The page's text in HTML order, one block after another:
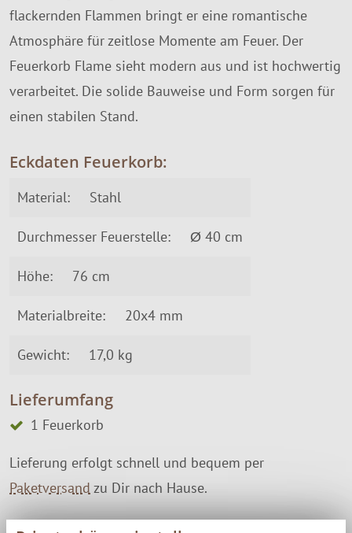
flackernden Flammen bringt er eine romantische
Atmosphäre für zeitlose Momente am Feuer. Der
Feuerkorb Flame sieht modern aus und ist hochwertig
verarbeitet. Die solide Bauweise und Form sorgen für
einen stabilen Stand.
Eckdaten Feuerkorb:
Material: Stahl
Durchmesser Feuerstelle: Ø 40 cm
Höhe: 76 cm
Materialbreite: 20x4 mm
Gewicht: 17,0 kg
Lieferumfang
1 Feuerkorb
Lieferung erfolgt schnell und bequem per
Paketversand zu Dir nach Hause.